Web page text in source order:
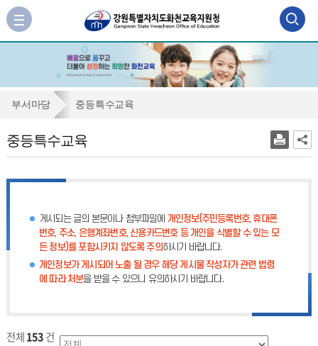
검
색
역
기
사
이
가
중
특
부서마당 중등특수교육
중등특수교육
게시되는 글의 본문이나 첨부파일에 개인정보(주민등록번호, 휴대폰
번호, 주소, 은행계좌번호, 신용카드번호 등 개인을 식별할 수 있는 모
든 정보)를 포함시키지 않도록 주의하시기 바랍니다.
개인정보가 게시되어 노출 될 경우 해당 게시물 작성자가 관련 법령
에 따라 처분을 받을 수 있으니 유의하시기 바랍니다.
전체153건